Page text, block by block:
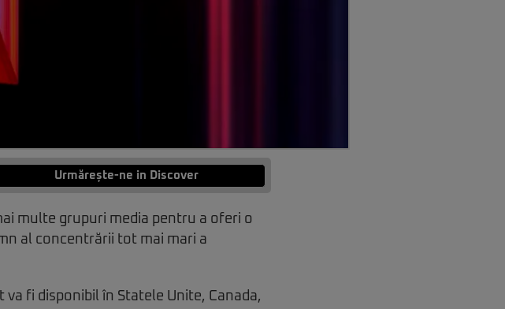
Urmărește-ne in Discover
multe grupuri media pentru a oferi o
al concentrării tot mai mari a
fi disponibil în Statele Unite, Canada,